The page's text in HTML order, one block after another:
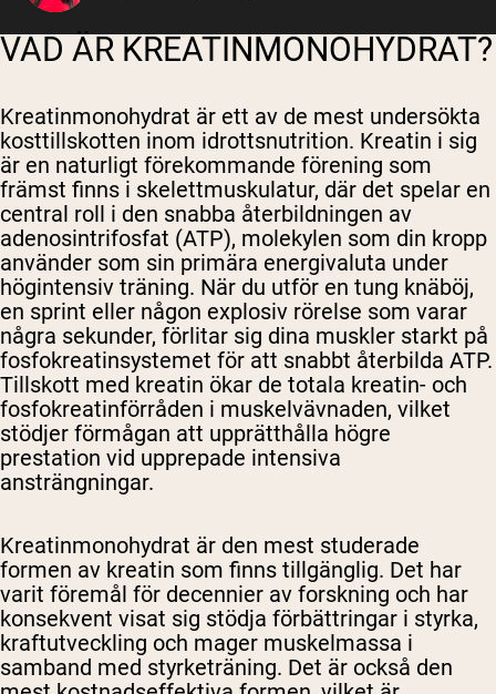
VAD ÄR KREATINMONOHYDRAT?
Kreatinmonohydrat är ett av de mest undersökta
kosttillskotten inom idrottsnutrition. Kreatin i sig
är en naturligt förekommande förening som
främst finns i skelettmuskulatur, där det spelar en
central roll i den snabba återbildningen av
adenosintrifosfat (ATP), molekylen som din kropp
använder som sin primära energivaluta under
högintensiv träning. När du utför en tung knäböj,
en sprint eller någon explosiv rörelse som varar
några sekunder, förlitar sig dina muskler starkt på
fosfokreatinsystemet för att snabbt återbilda ATP.
Tillskott med kreatin ökar de totala kreatin- och
fosfokreatinförråden i muskelvävnaden, vilket
stödjer förmågan att upprätthålla högre
prestation vid upprepade intensiva
ansträngningar.
Kreatinmonohydrat är den mest studerade
formen av kreatin som finns tillgänglig. Det har
varit föremål för decennier av forskning och har
konsekvent visat sig stödja förbättringar i styrka,
kraftutveckling och mager muskelmassa i
samband med styrketräning. Det är också den